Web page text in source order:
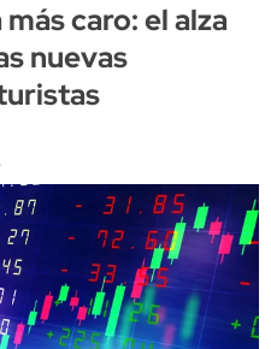
caro: el alza
nuevas